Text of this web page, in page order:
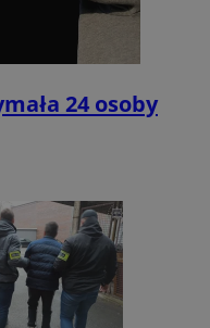
24 osoby